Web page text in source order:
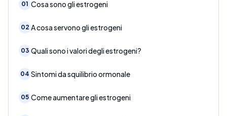
01 Cosa sono gli estrogeni
02 A cosa servono gli estrogeni
03 Quali sono i valori degli estrogeni?
04 Sintomi da squilibrio ormonale
05 Come aumentare gli estrogeni